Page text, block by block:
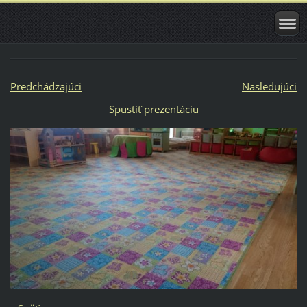
Predchádzajúci
Nasledujúci
Spustiť prezentáciu